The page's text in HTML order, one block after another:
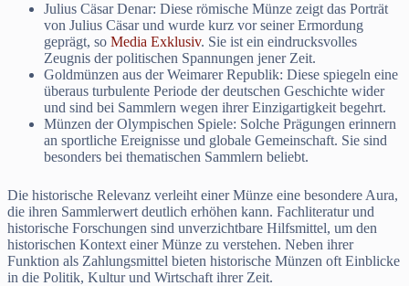
Julius Cäsar Denar: Diese römische Münze zeigt das Porträt
von Julius Cäsar und wurde kurz vor seiner Ermordung
geprägt, so Media Exklusiv. Sie ist ein eindrucksvolles
Zeugnis der politischen Spannungen jener Zeit.
Goldmünzen aus der Weimarer Republik: Diese spiegeln eine
überaus turbulente Periode der deutschen Geschichte wider
und sind bei Sammlern wegen ihrer Einzigartigkeit begehrt.
Münzen der Olympischen Spiele: Solche Prägungen erinnern
an sportliche Ereignisse und globale Gemeinschaft. Sie sind
besonders bei thematischen Sammlern beliebt.
Die historische Relevanz verleiht einer Münze eine besondere Aura,
die ihren Sammlerwert deutlich erhöhen kann. Fachliteratur und
historische Forschungen sind unverzichtbare Hilfsmittel, um den
historischen Kontext einer Münze zu verstehen. Neben ihrer
Funktion als Zahlungsmittel bieten historische Münzen oft Einblicke
in die Politik, Kultur und Wirtschaft ihrer Zeit.